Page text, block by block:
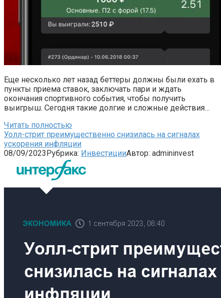
Еще несколько лет назад беттеры должны были ехать в
пункты приема ставок, заключать пари и ждать
окончания спортивного события, чтобы получить
выигрыш. Сегодня такие долгие и сложные действия…
Читать полностью
Уолл-стрит преимущественно снизилась на сигналах
ускорения инфляции
08/09/2023Рубрика: ИнвестицииАвтор: admininvest